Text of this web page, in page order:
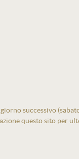
successivo
questo sito per